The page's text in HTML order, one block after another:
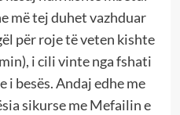
më tej duhet vazhduar
për roje të veten kishte
i cili vinte nga fshati
besës. Andaj edhe me
sikurse me Mefailin e